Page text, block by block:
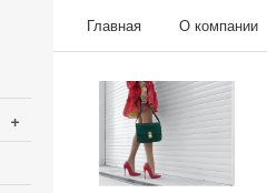
Главная О компании
+